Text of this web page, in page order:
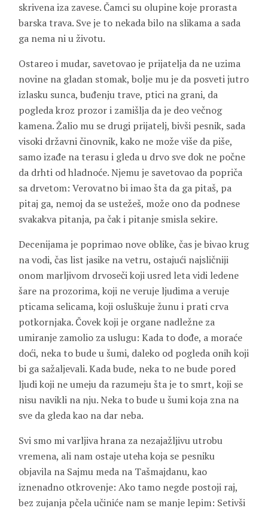
skrivena iza zavese. Čamci su olupine koje prorasta
barska trava. Sve je to nekada bilo na slikama a sada
ga nema ni u životu.
Ostareo i mudar, savetovao je prijatelja da ne uzima
novine na gladan stomak, bolje mu je da posveti jutro
izlasku sunca, buđenju trave, ptici na grani, da
pogleda kroz prozor i zamišlja da je deo večnog
kamena. Žalio mu se drugi prijatelj, bivši pesnik, sada
visoki državni činovnik, kako ne može više da piše,
samo izađe na terasu i gleda u drvo sve dok ne počne
da drhti od hladnoće. Njemu je savetovao da popriča
sa drvetom: Verovatno bi imao šta da ga pitaš, pa
pitaj ga, nemoj da se ustežeš, može ono da podnese
svakakva pitanja, pa čak i pitanje smisla sekire.
Decenijama je poprimao nove oblike, čas je bivao krug
na vodi, čas list jasike na vetru, ostajući najsličniji
onom marljivom drvoseči koji usred leta vidi ledene
šare na prozorima, koji ne veruje ljudima a veruje
pticama selicama, koji osluškuje žunu i prati crva
potkornjaka. Čovek koji je organe nadležne za
umiranje zamolio za uslugu: Kada to dođe, a moraće
doći, neka to bude u šumi, daleko od pogleda onih koji
bi ga sažaljevali. Kada bude, neka to ne bude pored
ljudi koji ne umeju da razumeju šta je to smrt, koji se
nisu navikli na nju. Neka to bude u šumi koja zna na
sve da gleda kao na dar neba.
Svi smo mi varljiva hrana za nezajažljivu utrobu
vremena, ali nam ostaje uteha koja se pesniku
objavila na Sajmu meda na Tašmajdanu, kao
iznenadno otkrovenje: Ako tamo negde postoji raj,
bez zujanja pčela učiniće nam se manje lepim: Setivši